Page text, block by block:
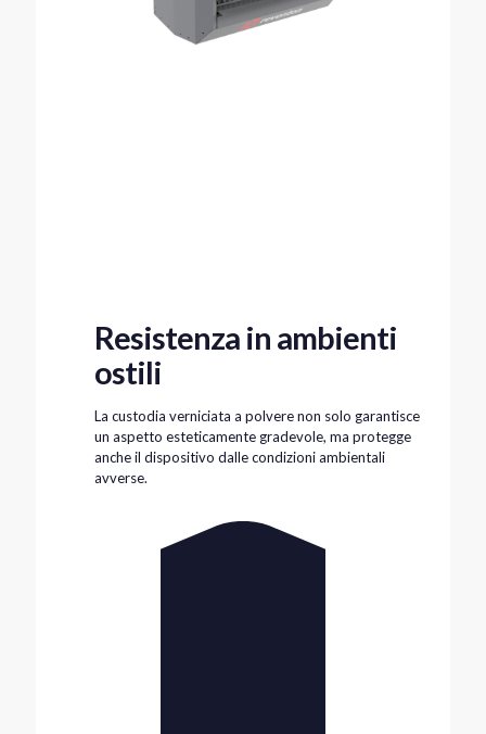
Resistenza in ambienti
ostili
La custodia verniciata a polvere non solo garantisce
un aspetto esteticamente gradevole, ma protegge
anche il dispositivo dalle condizioni ambientali
avverse.